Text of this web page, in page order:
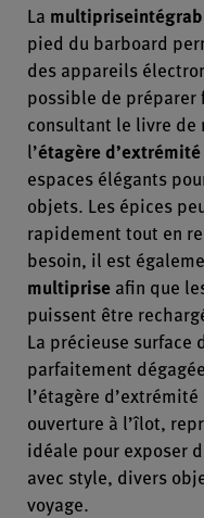
La multiprise
pied du barboard
des appareils
possible de préparer
consultant le livre de
l’étagère
espaces élégants
objets. Les épices
rapidement tout en
besoin, il est
multiprise afin que
puissent être
La précieuse surface
parfaitement
l’étagère
ouverture à l’îlot,
idéale pour exposer
avec style, divers
voyage.